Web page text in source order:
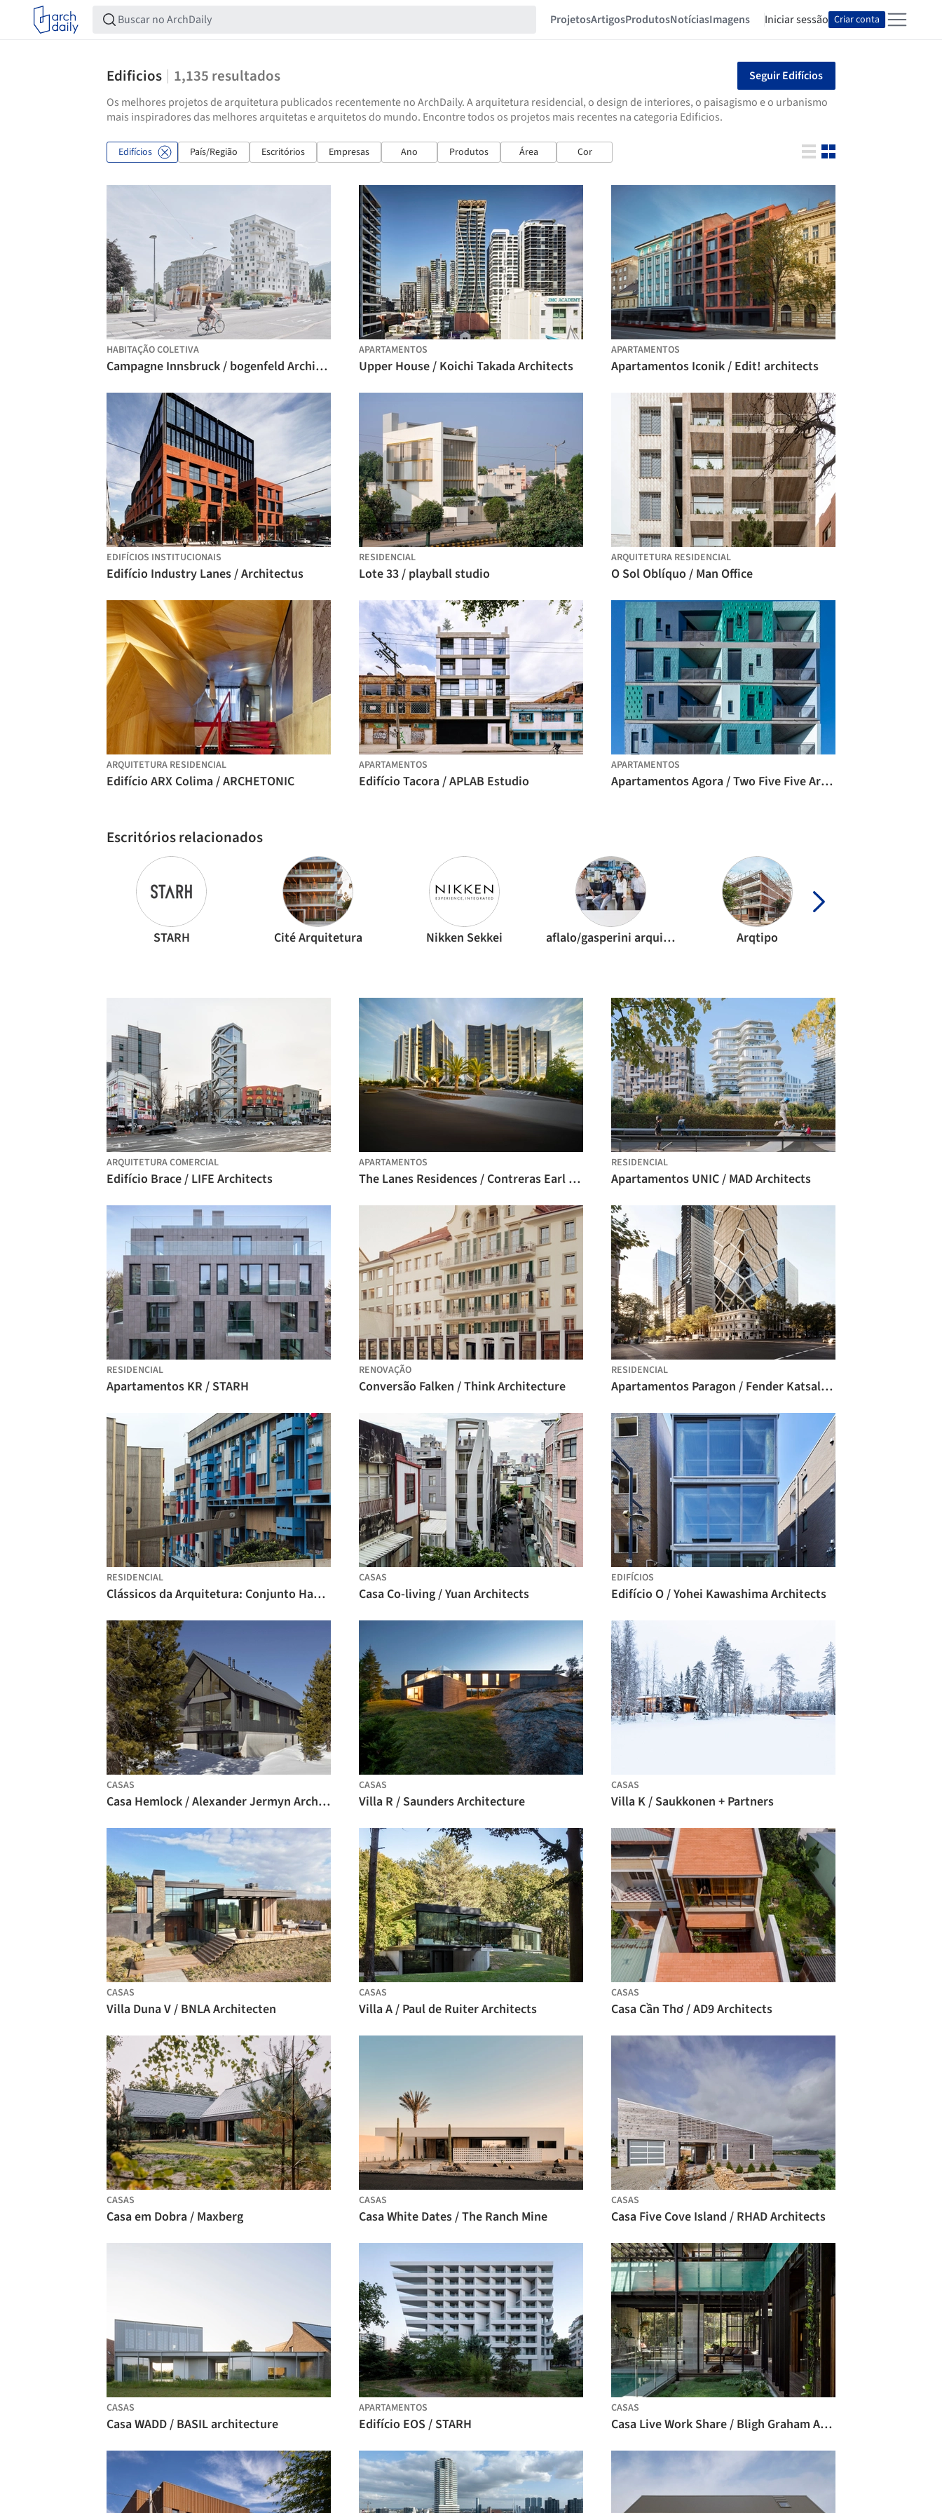
ProjetosArtigosProdutosNotíciasImagens Iniciar sessão Criar conta
Edificios 1,135 resultados
Seguir Edifícios
Os melhores projetos de arquitetura publicados recentemente no ArchDaily. A arquitetura residencial, o design de interiores, o paisagismo e o urbanismo
mais inspiradores das melhores arquitetas e arquitetos do mundo. Encontre todos os projetos mais recentes na categoria Edificios.
Edifícios País/Região Escritórios Empresas Ano Produtos Área Cor
HABITAÇÃO COLETIVA
Campagne Innsbruck / bogenfeld Architektur
APARTAMENTOS
Upper House / Koichi Takada Architects
APARTAMENTOS
Apartamentos Iconik / Edit! architects
EDIFÍCIOS INSTITUCIONAIS
Edifício Industry Lanes / Architectus
RESIDENCIAL
Lote 33 / playball studio
ARQUITETURA RESIDENCIAL
O Sol Oblíquo / Man Office
ARQUITETURA RESIDENCIAL
Edifício ARX Colima / ARCHETONIC
APARTAMENTOS
Edifício Tacora / APLAB Estudio
APARTAMENTOS
Apartamentos Agora / Two Five Five Architects
Escritórios relacionados
STARH Cité Arquitetura Nikken Sekkei aflalo/gasperini arquitetos Arqtipo
ARQUITETURA COMERCIAL
Edifício Brace / LIFE Architects
APARTAMENTOS
The Lanes Residences / Contreras Earl Architecture
RESIDENCIAL
Apartamentos UNIC / MAD Architects
RESIDENCIAL
Apartamentos KR / STARH
RENOVAÇÃO
Conversão Falken / Think Architecture
RESIDENCIAL
Apartamentos Paragon / Fender Katsalidis Architects
RESIDENCIAL
Clássicos da Arquitetura: Conjunto Habitacional 7 Hermanas / Hugo Boetsch + Jorge Elton
CASAS
Casa Co-living / Yuan Architects
EDIFÍCIOS
Edifício O / Yohei Kawashima Architects
CASAS
Casa Hemlock / Alexander Jermyn Architecture
CASAS
Villa R / Saunders Architecture
CASAS
Villa K / Saukkonen + Partners
CASAS
Villa Duna V / BNLA Architecten
CASAS
Villa A / Paul de Ruiter Architects
CASAS
Casa Cần Thơ / AD9 Architects
CASAS
Casa em Dobra / Maxberg
CASAS
Casa White Dates / The Ranch Mine
CASAS
Casa Five Cove Island / RHAD Architects
CASAS
Casa WADD / BASIL architecture
APARTAMENTOS
Edifício EOS / STARH
CASAS
Casa Live Work Share / Bligh Graham Architects